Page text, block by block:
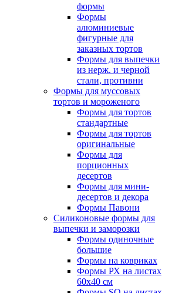
формы
Формы
алюминиевые
фигурные для
заказных тортов
Формы для выпечки
из нерж. и черной
стали, противни
Формы для муссовых
тортов и мороженого
Формы для тортов
стандартные
Формы для тортов
оригинальные
Формы для
порционных
десертов
Формы для мини-
десертов и декора
Формы Павони
Силиконовые формы для
выпечки и заморозки
Формы одиночные
большие
Формы на ковриках
Формы РХ на листах
60х40 см